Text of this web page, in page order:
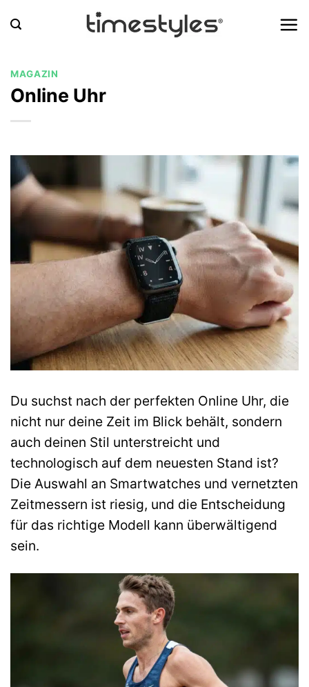
Inhalt
MAGAZIN
Online Uhr
Du suchst nach der perfekten Online Uhr, die
nicht nur deine Zeit im Blick behält, sondern
auch deinen Stil unterstreicht und
technologisch auf dem neuesten Stand ist?
Die Auswahl an Smartwatches und vernetzten
Zeitmessern ist riesig, und die Entscheidung
für das richtige Modell kann überwältigend
sein.